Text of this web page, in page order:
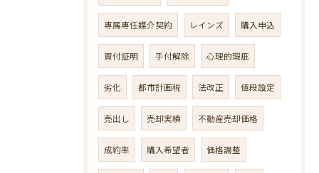
専属専任媒介契約 レインズ 購入申込
買付証明 手付解除 心理的瑕疵
劣化 都市計画税 法改正 値段設定
売出し 売却実績 不動産売却価格
成約率 購入希望者 価格調整